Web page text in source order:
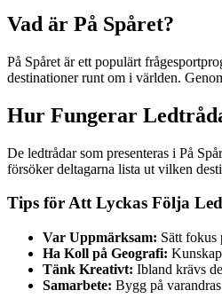
Vad är På Spåret?
På Spåret är ett populärt
destinationer runt om i världen.
Hur Fungerar
De ledtrådar som presenteras i På
försöker deltagarna lista ut vilken
Tips för Att Lyckas Följa
Var Uppmärksam: Sätt fokus
Ha Koll på Geografi:
Tänk Kreativt: Ibland krävs
Samarbete: Bygg på